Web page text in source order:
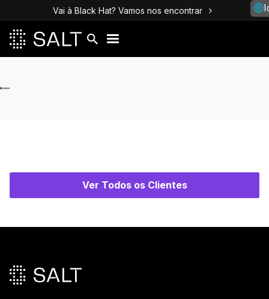
Vai à Black Hat? Vamos nos encontrar
Ver Todos os Clientes